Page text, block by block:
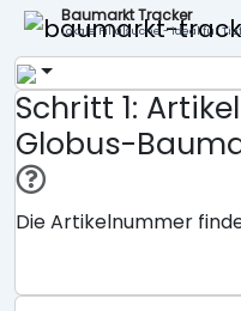
Baumarkt Tracker
Lokale Filialsuche - ideal für
Schritt 1:
Globus-
Die Artikelnummer